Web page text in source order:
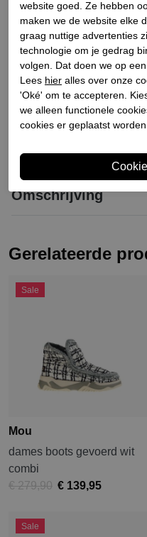
Materiaal buitenkant
Materiaal binnenkant
Materiaal zool
Hakhoogte
Schachthoogte
Winkelvoorraad
Omschrijving
Gerelateerde
Sale
Mou
dames boots gevoerd wit
combi
€ 279,90 € 139,95
Sale
website goed. Ze hebben
maken we de website elke
graag nuttige advertenties
technologie om je gedrag
volgen. Dat doen we op
Lees hier alles over onze
'Oké' om te accepteren.
we alleen functionele
cookies er geplaatst